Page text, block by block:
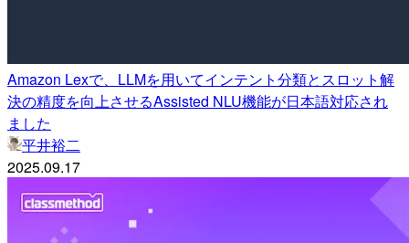
Amazon Lexで、LLMを用いてインテント分類とスロット解
決の精度を向上させるAssisted NLU機能が日本語対応され
ました
平井裕二
2025.09.17